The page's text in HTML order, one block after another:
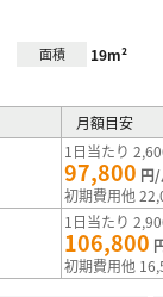
面積 19m²
月額目安
1日当たり
97,800 円
初期費用他
1日当たり
106,800
初期費用他